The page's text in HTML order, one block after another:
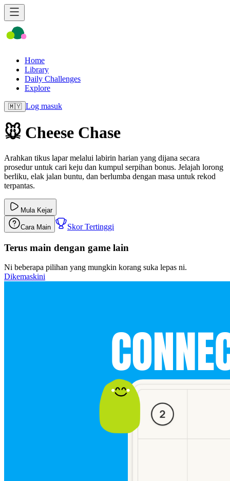
Home
Library
Daily Challenges
Explore
🇲🇾 Log masuk
🐭 Cheese Chase
Arahkan tikus lapar melalui labirin harian yang dijana secara
prosedur untuk cari keju dan kumpul serpihan bonus. Jelajah lorong
berliku, elak jalan buntu, dan berlumba dengan masa untuk rekod
terpantas.
Mula Kejar
Cara Main Skor Tertinggi
Terus main dengan game lain
Ni beberapa pilihan yang mungkin korang suka lepas ni.
Dikemaskini